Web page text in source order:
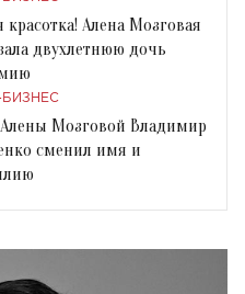
красотка! Алена Мозговая
двухлетнюю дочь
Мозговой Владимир
сменил имя и